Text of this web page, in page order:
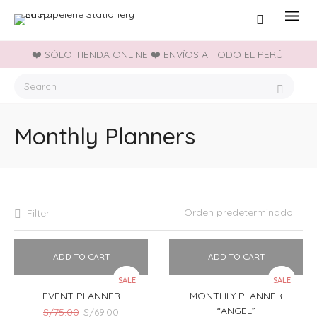
❤️ SÓLO TIENDA ONLINE ❤️ ENVÍOS A TODO EL PERÚ!
Monthly Planners
Filter
SALE
ADD TO CART
EVENT PLANNER
S/75.00 El
S/69.00
SALE
ADD TO CART
MONTHLY PLANNER
“ANGEL”